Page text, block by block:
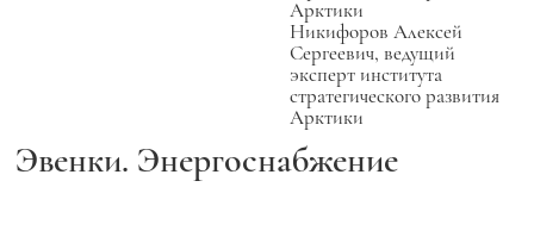
Арктики
Никифоров Алексей
Сергеевич, ведущий
эксперт института
стратегического развития
Арктики
Эвенки. Энергоснабжение